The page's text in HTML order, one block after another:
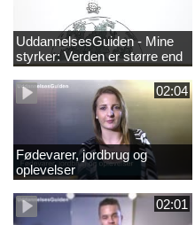
UddannelsesGuiden - Mine
styrker: Verden er større end
dig og du bidrager til den
02:04
Fødevarer, jordbrug og
oplevelser
02:01